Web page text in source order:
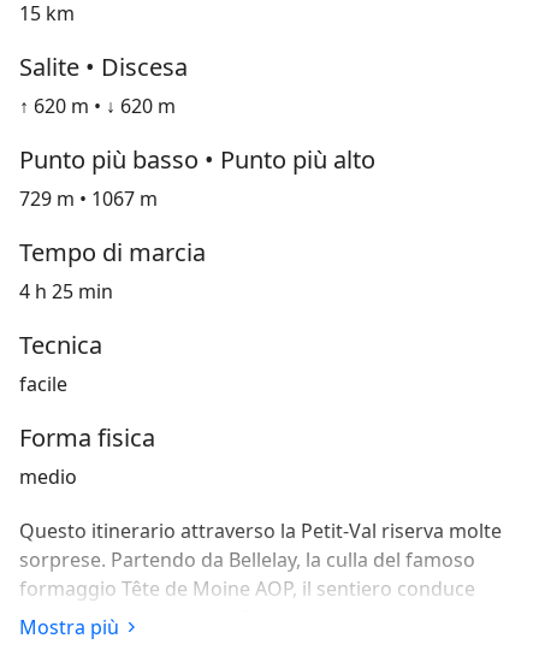
15 km
Salite • Discesa
↑ 620 m • ↓ 620 m
Punto più basso • Punto più alto
729 m • 1067 m
Tempo di marcia
4 h 25 min
Tecnica
facile
Forma fisica
medio
Questo itinerario attraverso la Petit-Val riserva molte
sorprese. Partendo da Bellelay, la culla del famoso
formaggio Tête de Moine AOP, il sentiero conduce
attraverso tipici pascoli, fino a raggiungere la
straordinaria gola di Pichoux. Si può godere della vista
Mostra più